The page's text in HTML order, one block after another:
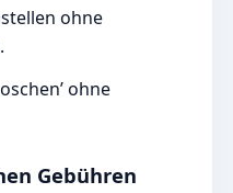
ohne
ohne
Gebühren